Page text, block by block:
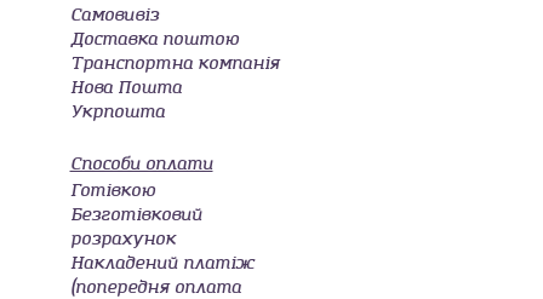
Самовивіз
Доставка поштою
Транспортна компанія
Нова Пошта
Укрпошта
Способи оплати
Готівкою
Безготівковий
розрахунок
Накладений платіж
(попередня оплата